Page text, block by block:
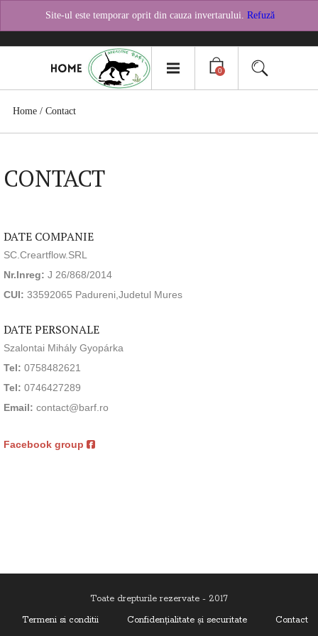
TEL:0758482621 Pagina Facebook
0
Home / Contact
CONTACT
DATE COMPANIE
SC.Creartflow.SRL
Nr.Inreg: J 26/868/2014
CUI: 33592065 Padureni,Judetul Mures
DATE PERSONALE
Szalontai Mihály Gyopárka
Tel: 0758482621
Tel: 0746427289
Email: contact@barf.ro
Facebook group
Toate drepturile rezervate - 2017
Termeni si conditii
Confidenţialitate și securitate Contact
Site-ul este temporar oprit din cauza invertarului. Refuză